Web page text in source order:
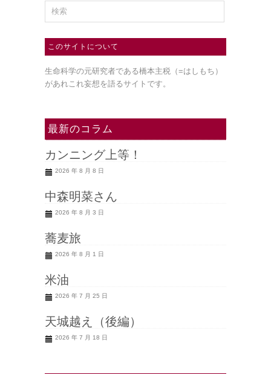
このサイトについて
生命科学の元研究者である橋本主税（=はしもち）
があれこれ妄想を語るサイトです。
最新のコラム
カンニング上等！
2026 年 8 月 8 日
中森明菜さん
2026 年 8 月 3 日
蕎麦旅
2026 年 8 月 1 日
米油
2026 年 7 月 25 日
天城越え（後編）
2026 年 7 月 18 日